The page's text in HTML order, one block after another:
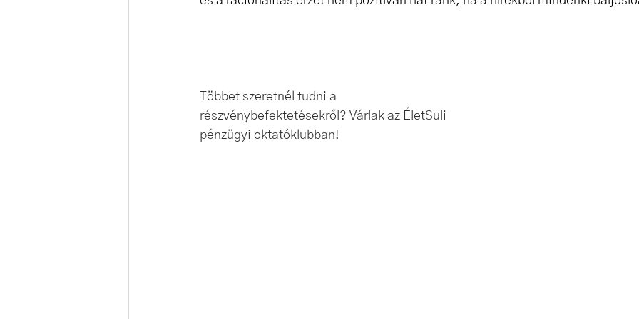
Többet szeretnél tudni a
részvénybefektetésekről? Várlak az ÉletSuli
pénzügyi oktatóklubban!